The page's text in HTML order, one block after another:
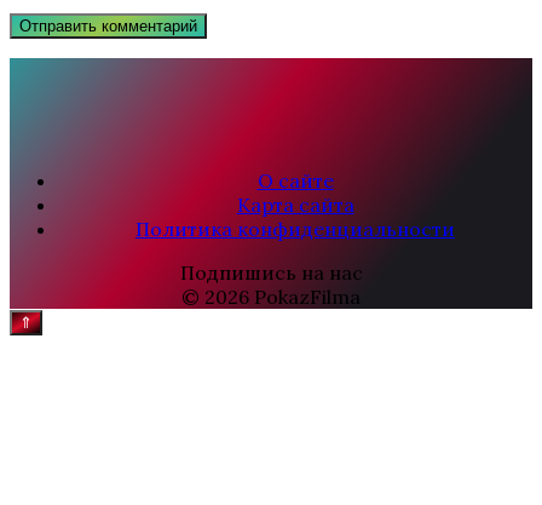
О сайте
Карта сайта
Политика конфиденциальности
Подпишись на нас
© 2026 PokazFilma